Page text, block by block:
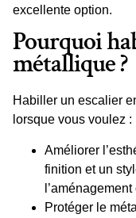
excellente option.
Pourquoi
métallique ?
Habiller un escalier
lorsque vous voulez :
Améliorer
finition et un
l’aménagement
Protéger le métal